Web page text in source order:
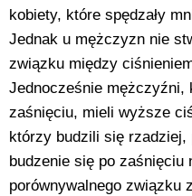
kobiety, które spędzały
Jednak u mężczyzn nie
związku między
Jednocześnie
zaśnięciu, mieli wyższe
którzy budzili się rzadziej,
budzenie się po zaśnięciu
porównywalnego związku